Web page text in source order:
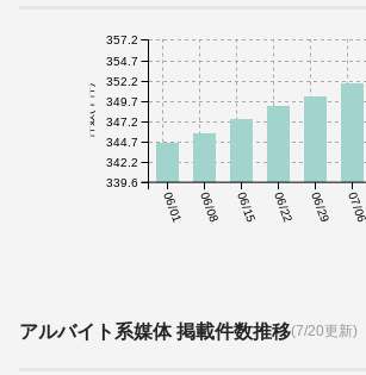
06/01 06/08 06/15 06/22 06/29 07/06
件数(千件)
339.6
342.2
344.7
347.2
349.7
352.2
354.7
357.2
アルバイト系媒体 掲載件数推移(7/20更新)